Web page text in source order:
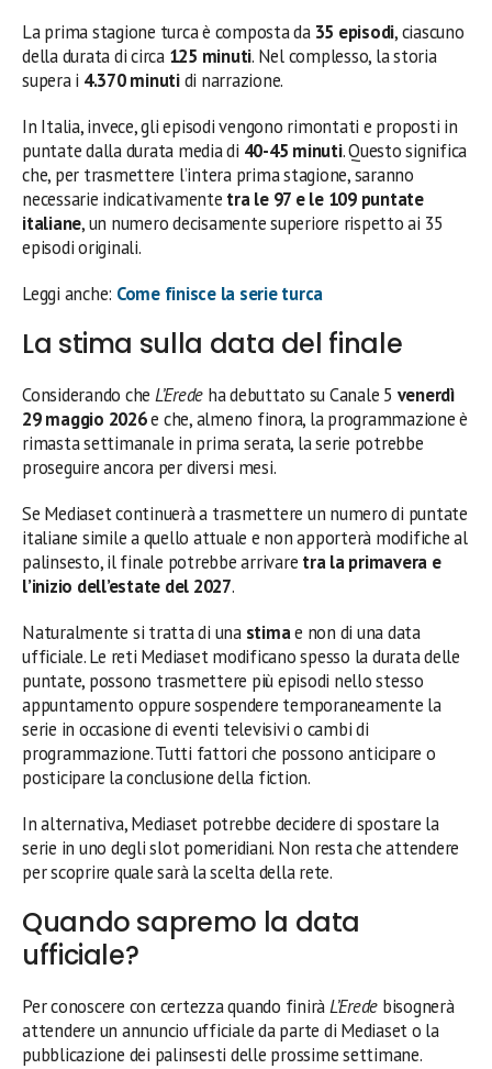
La prima stagione turca è composta da 35 episodi, ciascuno
della durata di circa 125 minuti. Nel complesso, la storia
supera i 4.370 minutidi narrazione.
In Italia, invece, gli episodi vengono rimontati e proposti in
puntate dalla durata media di 40-45 minuti. Questo significa
che, per trasmettere l’intera prima stagione, saranno
necessarie indicativamente tra le 97 e le 109 puntate
italiane, un numero decisamente superiore rispetto ai 35
episodi originali.
Leggi anche: Come finisce la serie turca
La stima sulla data del finale
Considerando che L’Erede ha debuttato su Canale 5 venerdì
29 maggio 2026e che, almeno finora, la programmazione è
rimasta settimanale in prima serata, la serie potrebbe
proseguire ancora per diversi mesi.
Se Mediaset continuerà a trasmettere un numero di puntate
italiane simile a quello attuale e non apporterà modifiche al
palinsesto, il finale potrebbe arrivare tra la primavera e
l’inizio dell’estate del 2027.
Naturalmente si tratta di una stimae non di una data
ufficiale. Le reti Mediaset modificano spesso la durata delle
puntate, possono trasmettere più episodi nello stesso
appuntamento oppure sospendere temporaneamente la
serie in occasione di eventi televisivi o cambi di
programmazione. Tutti fattori che possono anticipare o
posticipare la conclusione della fiction.
In alternativa, Mediaset potrebbe decidere di spostare la
serie in uno degli slot pomeridiani. Non resta che attendere
per scoprire quale sarà la scelta della rete.
Quando sapremo la data
ufficiale?
Per conoscere con certezza quando finiràL’Erede bisognerà
attendere un annuncio ufficiale da parte di Mediaset o la
pubblicazione dei palinsesti delle prossime settimane.